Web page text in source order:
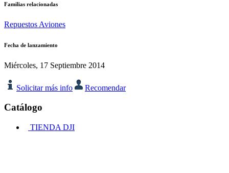
Familias relacionadas
Repuestos Aviones
Fecha de lanzamiento
Miércoles, 17 Septiembre 2014
Solicitar más info Recomendar
Catálogo
TIENDA DJI